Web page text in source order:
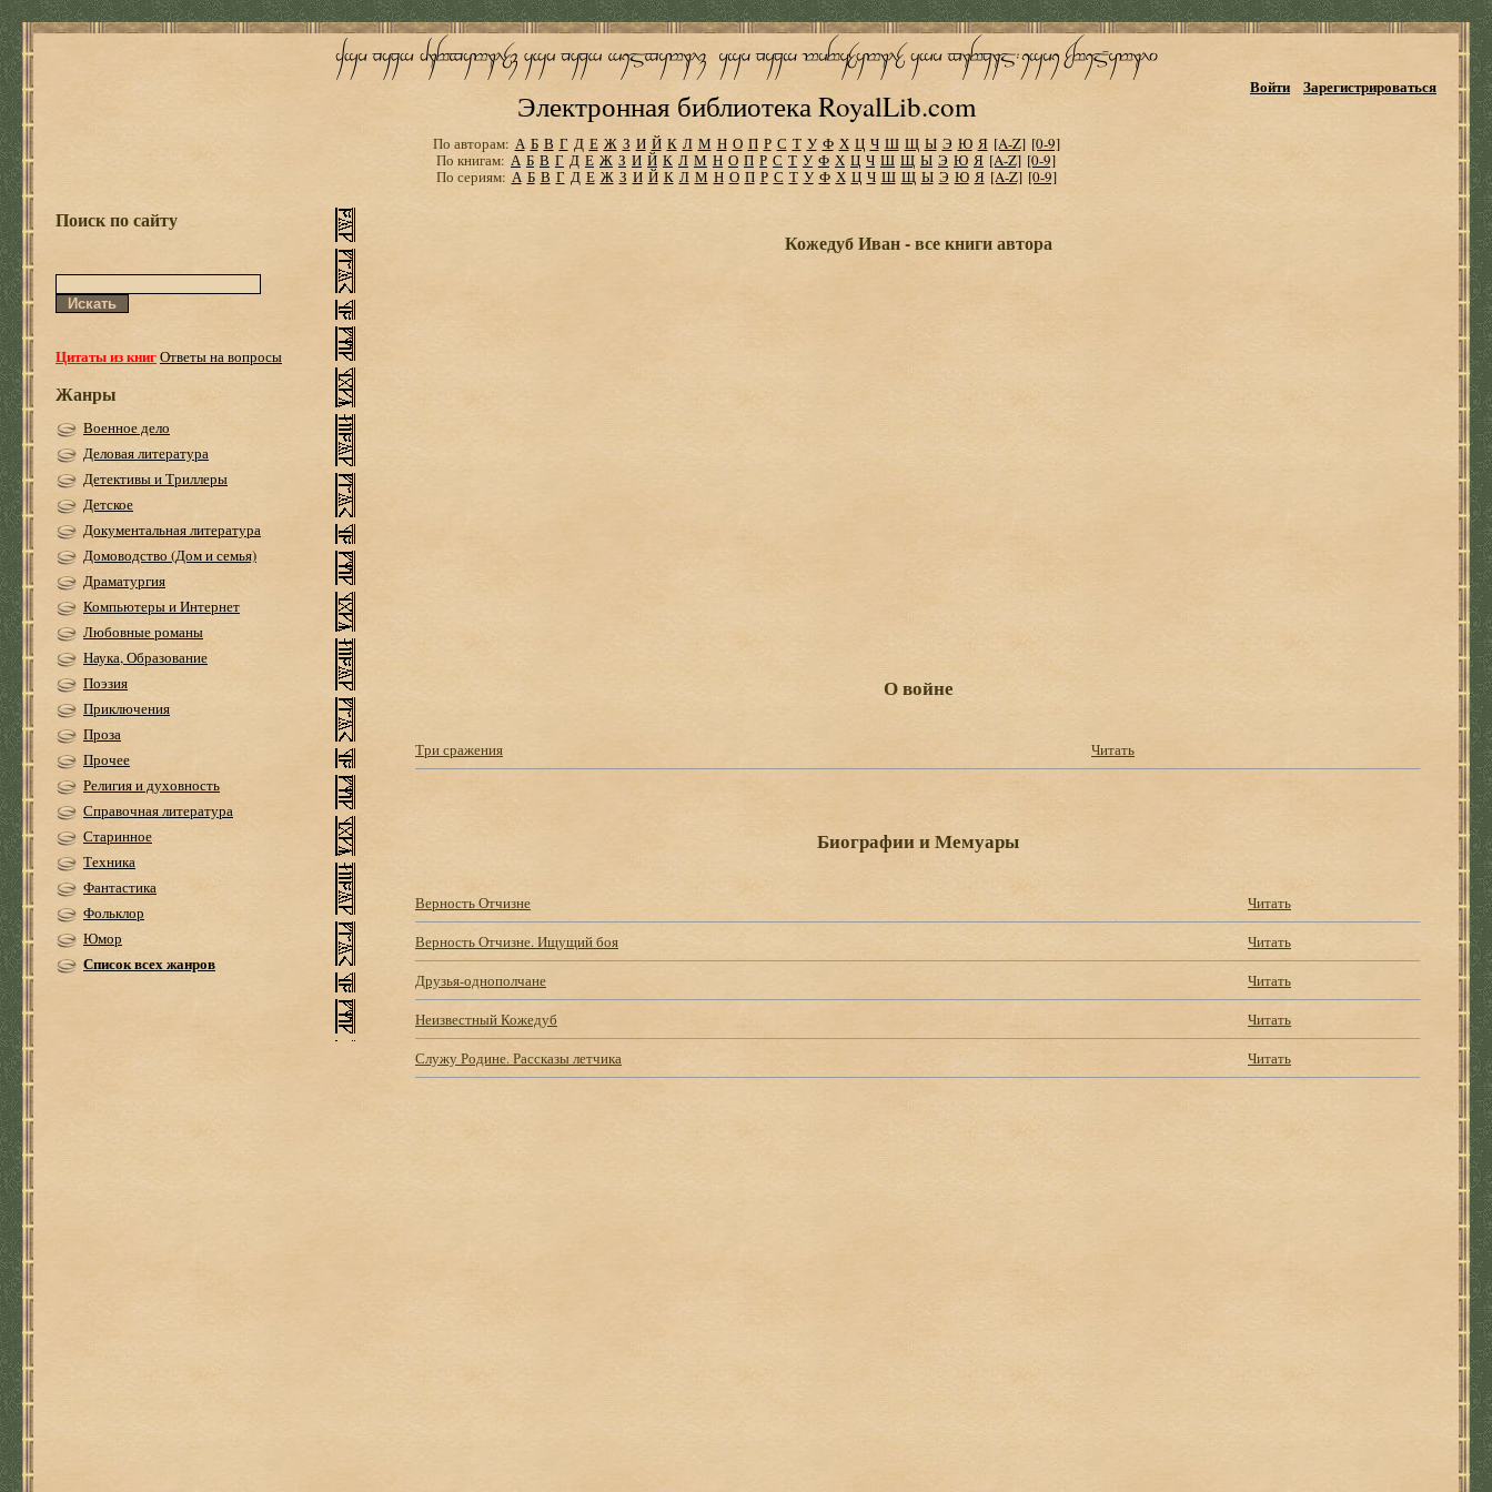
Электронная библиотека RoyalLib.com
Войти Зарегистрироваться
По авторам: А Б В Г Д Е Ж З И Й К Л М Н О П Р С Т У Ф Х Ц Ч Ш Щ Ы Э Ю Я [A-Z] [0-9]
По книгам: А Б В Г Д Е Ж З И Й К Л М Н О П Р С Т У Ф Х Ц Ч Ш Щ Ы Э Ю Я [A-Z] [0-9]
По сериям: А Б В Г Д Е Ж З И Й К Л М Н О П Р С Т У Ф Х Ц Ч Ш Щ Ы Э Ю Я [A-Z] [0-9]
Поиск по сайту
Цитаты из книгОтветы на вопросы
Жанры
Военное дело
Деловая литература
Детективы и Триллеры
Детское
Документальная литература
Домоводство (Дом и семья)
Драматургия
Компьютеры и Интернет
Любовные романы
Наука, Образование
Поэзия
Приключения
Проза
Прочее
Религия и духовность
Справочная литература
Старинное
Техника
Фантастика
Фольклор
Юмор
Список всех жанров
Кожедуб Иван - все книги автора
О войне
Три сражения Читать
Биографии и Мемуары
Верность Отчизне
Читать
Верность Отчизне. Ищущий боя
Читать
Друзья-однополчане
Читать
Неизвестный Кожедуб
Читать
Служу Родине. Рассказы летчика
Читать